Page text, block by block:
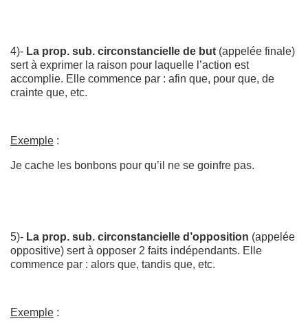
4)- La prop. sub. circonstancielle de but (appelée finale)
sert à exprimer la raison pour laquelle l’action est
accomplie. Elle commence par : afin que, pour que, de
crainte que, etc.
Exemple :
Je cache les bonbons pour qu’il ne se goinfre pas.
5)- La prop. sub. circonstancielle d’opposition (appelée
oppositive) sert à opposer 2 faits indépendants. Elle
commence par : alors que, tandis que, etc.
Exemple :